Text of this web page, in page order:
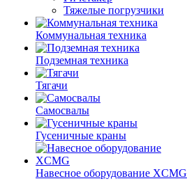
Тяжелые погрузчики
Коммунальная техника
Подземная техника
Тягачи
Самосвалы
Гусеничные краны
Навесное оборудование XCMG